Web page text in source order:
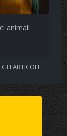
animali
ARTICOLI